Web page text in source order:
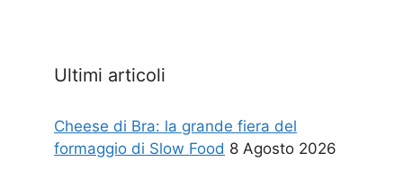
Ultimi articoli
Cheese di Bra: la grande fiera del
formaggio di Slow Food 8 Agosto 2026